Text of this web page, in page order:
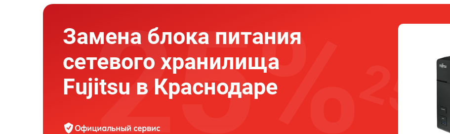
Замена блока питания
сетевого хранилища
Fujitsu в Краснодаре
Официальный сервис